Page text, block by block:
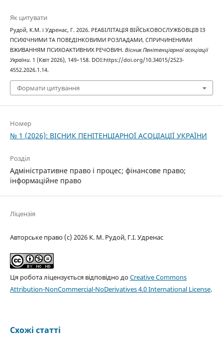
Як цитувати
Рудой, К.М. і Удренас, Г. 2026. РЕАБІЛІТАЦІЯ ВІЙСЬКОВОСЛУЖБОВЦІВ ІЗ
ПСИХІЧНИМИ ТА ПОВЕДІНКОВИМИ РОЗЛАДАМИ, СПРИЧИНЕНИМИ
ВЖИВАННЯМ ПСИХОАКТИВНИХ РЕЧОВИН. Вісник Пенітенціарної асоціації
України. 1 (Квіт 2026), 149–158. DOI:https://doi.org/10.34015/2523-
4552.2026.1.14.
Формати цитування
Номер
№ 1 (2026): ВІСНИК ПЕНІТЕНЦІАРНОЇ АСОЦІАЦІЇ УКРАЇНИ
Розділ
Адміністративне право і процес; фінансове право;
інформаційне право
Ліцензія
Авторське право (c) 2026 К. М. Рудой, Г.І. Удренас
Ця робота ліцензується відповідно доCreative Commons
Attribution-NonCommercial-NoDerivatives 4.0 International License.
Схожі статті